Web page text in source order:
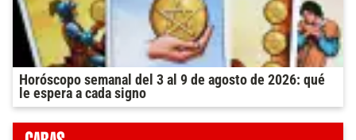
Horóscopo semanal del 3 al 9 de agosto de 2026: qué
le espera a cada signo